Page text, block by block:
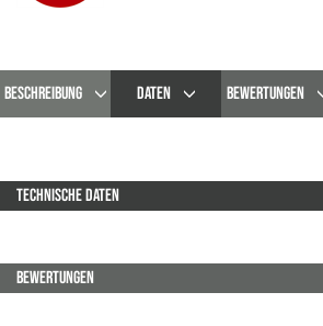
BESCHREIBUNG DATEN BEWERTUNGEN
TECHNISCHE DATEN
BEWERTUNGEN